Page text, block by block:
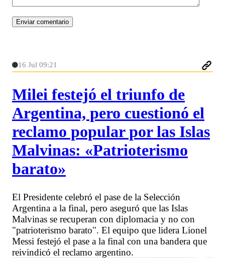
16 Jul 09:21
Milei festejó el triunfo de
Argentina, pero cuestionó el
reclamo popular por las Islas
Malvinas: «Patrioterismo
barato»
El Presidente celebró el pase de la Selección
Argentina a la final, pero aseguró que las Islas
Malvinas se recuperan con diplomacia y no con
"patrioterismo barato". El equipo que lidera Lionel
Messi festejó el pase a la final con una bandera que
reivindicó el reclamo argentino.